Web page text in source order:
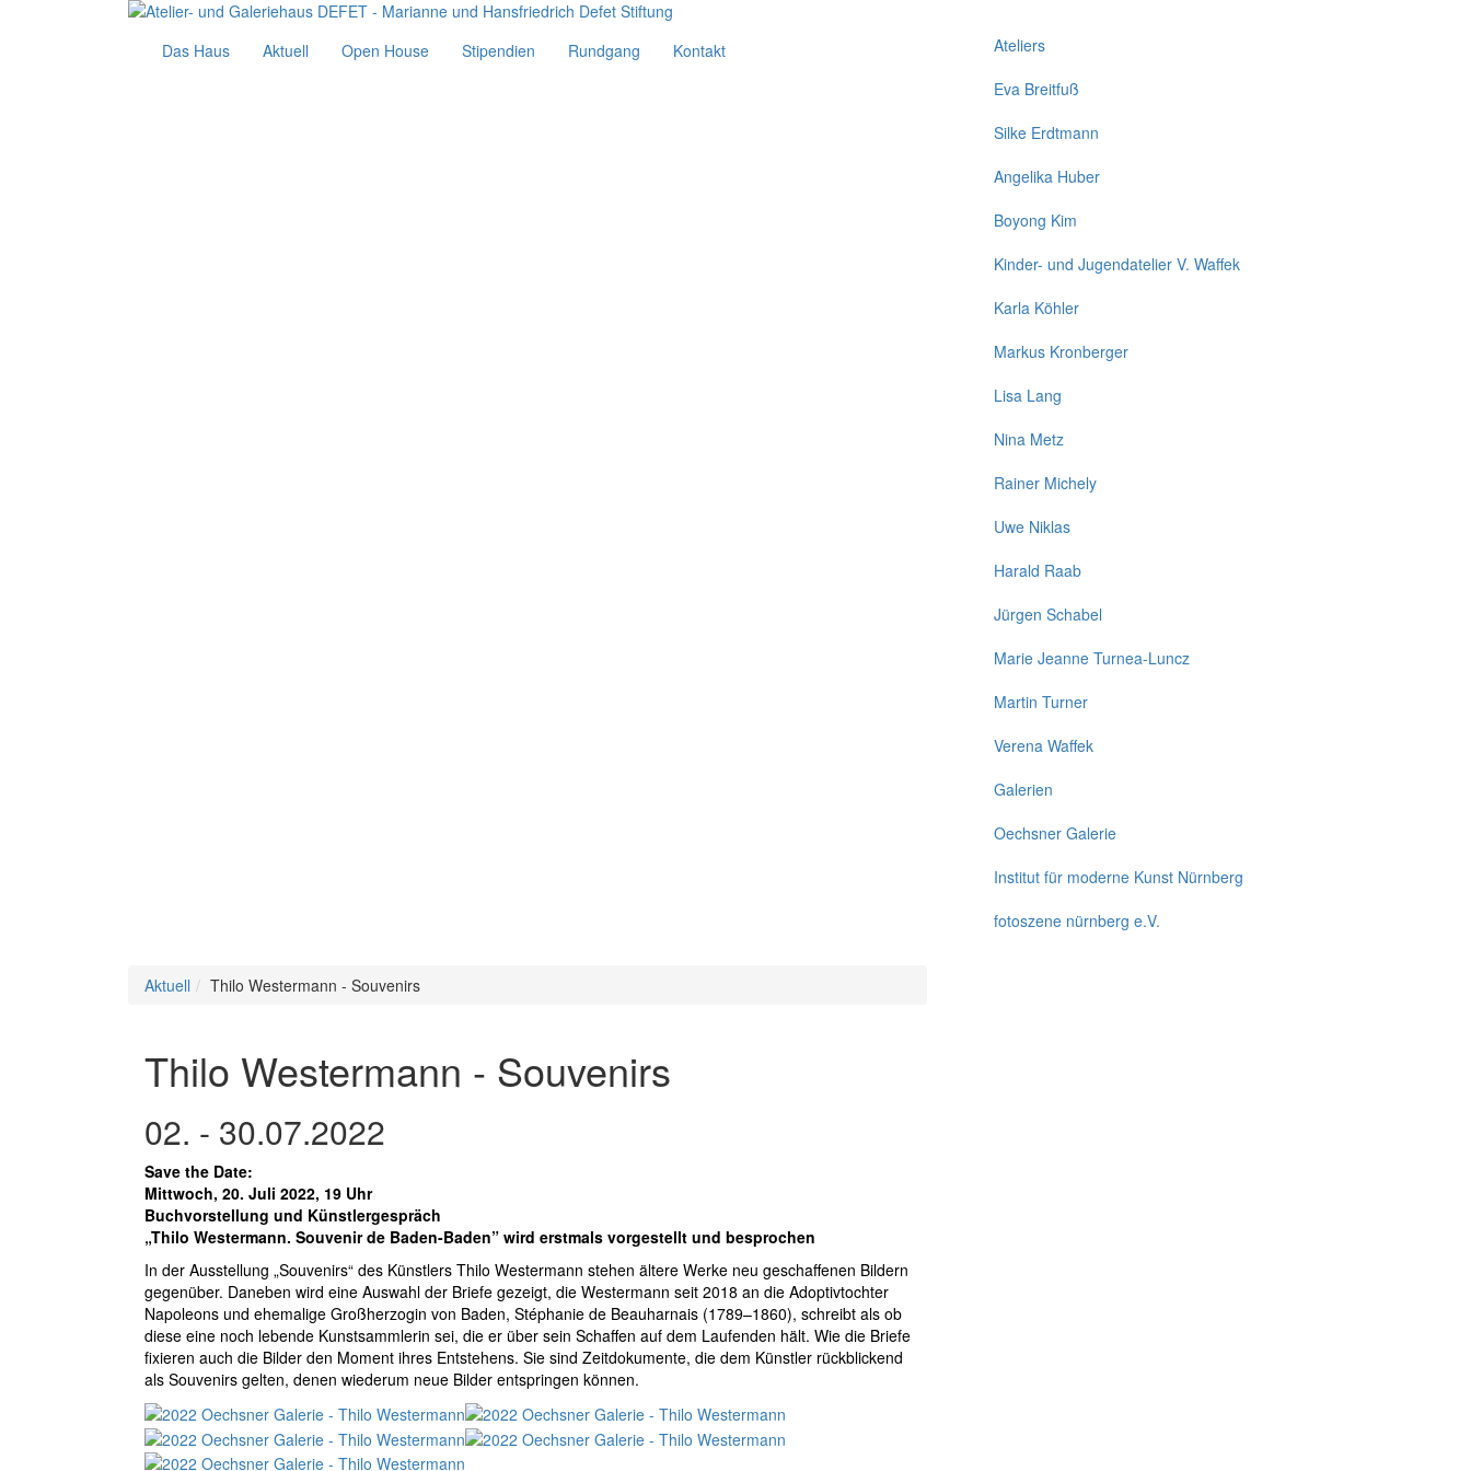
Das Haus Aktuell Open House Stipendien Rundgang Kontakt
Ateliers
Eva Breitfuß
Silke Erdtmann
Angelika Huber
Boyong Kim
Kinder- und Jugendatelier V. Waffek
Karla Köhler
Markus Kronberger
Lisa Lang
Nina Metz
Rainer Michely
Uwe Niklas
Harald Raab
Jürgen Schabel
Marie Jeanne Turnea-Luncz
Martin Turner
Verena Waffek
Galerien
Oechsner Galerie
Institut für moderne Kunst Nürnberg
fotoszene nürnberg e.V.
Aktuell Thilo Westermann - Souvenirs
Thilo Westermann - Souvenirs
02. - 30.07.2022
Save the Date:
Mittwoch, 20. Juli 2022, 19 Uhr
Buchvorstellung und Künstlergespräch
„Thilo Westermann. Souvenir de Baden-Baden” wird erstmals vorgestellt und besprochen
In der Ausstellung „Souvenirs“ des Künstlers Thilo Westermann stehen ältere Werke neu geschaffenen Bildern
gegenüber. Daneben wird eine Auswahl der Briefe gezeigt, die Westermann seit 2018 an die Adoptivtochter
Napoleons und ehemalige Großherzogin von Baden, Stéphanie de Beauharnais (1789–1860), schreibt als ob
diese eine noch lebende Kunstsammlerin sei, die er über sein Schaffen auf dem Laufenden hält. Wie die Briefe
fixieren auch die Bilder den Moment ihres Entstehens. Sie sind Zeitdokumente, die dem Künstler rückblickend
als Souvenirs gelten, denen wiederum neue Bilder entspringen können.